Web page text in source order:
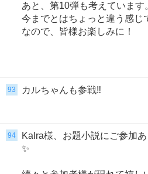
あと、第10弾も考えていま
今までとはちょっと違う感
なので、皆様お楽しみに！
93 カルちゃんも参戦‼️
94
Kalra様、お題小説にご参加
✨